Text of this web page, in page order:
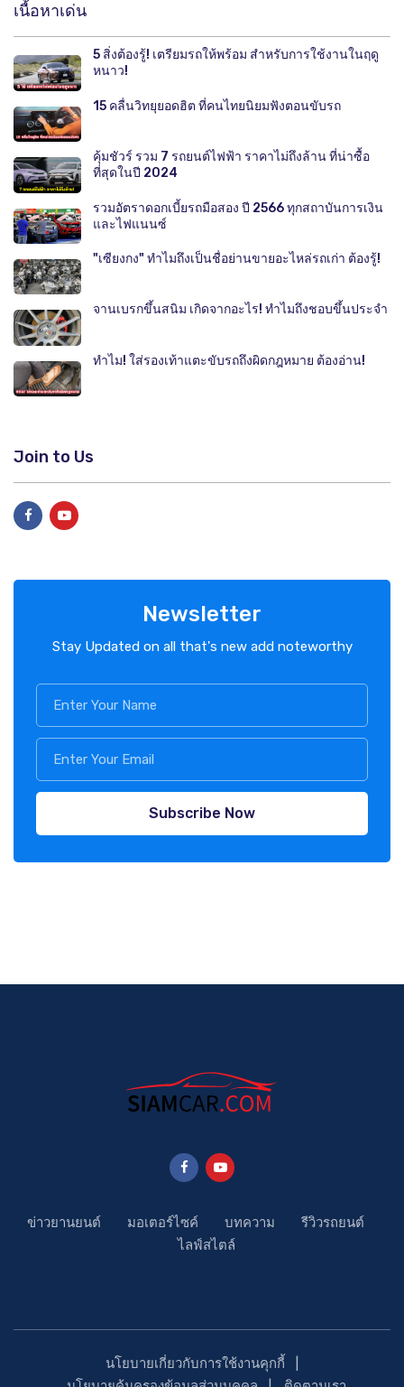
เนื้อหาเด่น
5 สิ่งต้องรู้! เตรียมรถให้พร้อม สำหรับการใช้งานในฤดู
หนาว!
15 คลื่นวิทยุยอดฮิต ที่คนไทยนิยมฟังตอนขับรถ
คุ้มชัวร์ รวม 7 รถยนต์ไฟฟ้า ราคาไม่ถึงล้าน ที่น่าซื้อ
ที่สุดในปี 2024
รวมอัตราดอกเบี้ยรถมือสอง ปี 2566 ทุกสถาบันการเงิน
และไฟแนนซ์
"เซียงกง" ทำไมถึงเป็นชื่อย่านขายอะไหล่รถเก่า ต้องรู้!
จานเบรกขึ้นสนิม เกิดจากอะไร! ทำไมถึงชอบขึ้นประจำ
ทำไม! ใส่รองเท้าแตะขับรถถึงผิดกฎหมาย ต้องอ่าน!
Join to Us
Newsletter
Stay Updated on all that's new add noteworthy
Subscribe Now
ข่าวยานยนต์ มอเตอร์ไซค์ บทความ
รีวิวรถยนต์
ไลฟ์สไตล์
นโยบายเกี่ยวกับการใช้งานคุกกี้